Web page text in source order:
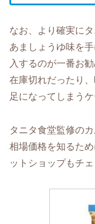
なお、より確実に
あましょうゆ味を
入するのが一番お
在庫切れだったり
足になってしまう
タニタ食堂監修の
相場価格を知るた
ットショップもチ